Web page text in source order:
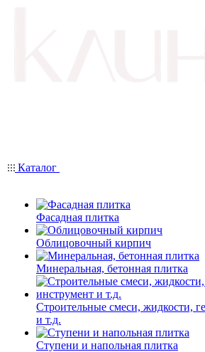
Каталог
Фасадная плитка
Облицовочный кирпич
Минеральная, бетонная плитка
Строительные смеси, жидкости,
и т.д.
Ступени и напольная плитка